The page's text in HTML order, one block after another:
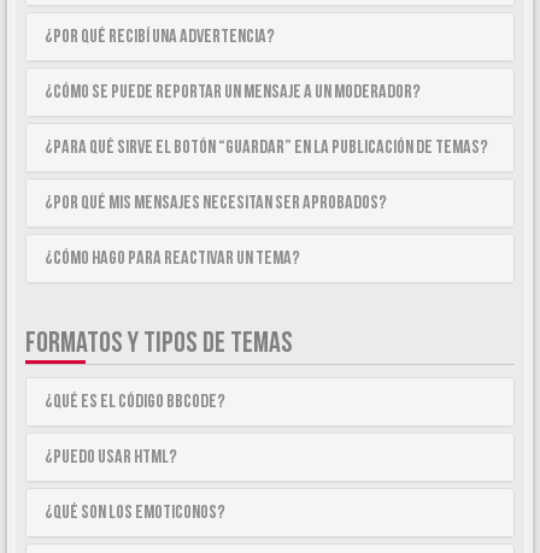
¿Por qué recibí una advertencia?
¿Cómo se puede reportar un mensaje a un moderador?
¿Para qué sirve el botón “Guardar” en la publicación de temas?
¿Por qué mis mensajes necesitan ser aprobados?
¿Cómo hago para reactivar un tema?
FORMATOS Y TIPOS DE TEMAS
¿Qué es el código BBCode?
¿Puedo usar HTML?
¿Qué son los emoticonos?